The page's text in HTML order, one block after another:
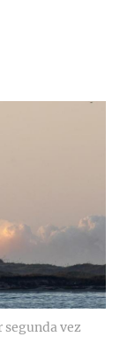
segunda vez